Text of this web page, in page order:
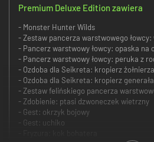
Premium Deluxe Edition zawiera
- Monster Hunter Wilds
- Zestaw pancerza warstwowego
- Pancerz warstwowy łowcy: opaska na
- Pancerz warstwowy łowcy: peruka z
- Ozdoba dla Seikreta: kropierz żołnierza
- Ozdoba dla Seikreta: kropierz generała
- Zestaw felińskiego pancerza
- Zdobienie: ptasi dzwoneczek wietrzny
- Gest: okrzyk bojowy
- Gest: uchiko